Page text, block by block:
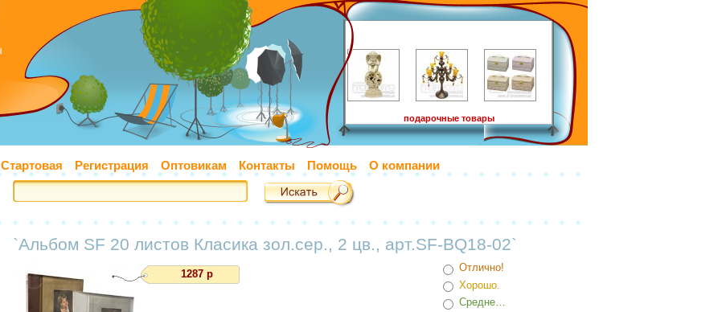
Стартовая Регистрация Оптовикам Контакты Помощь О компании
подарочные товары
`Альбом SF 20 листов Класика зол.сер., 2 цв., арт.SF-BQ18-02`
1287 р
Отлично!
Хорошо.
Средне…